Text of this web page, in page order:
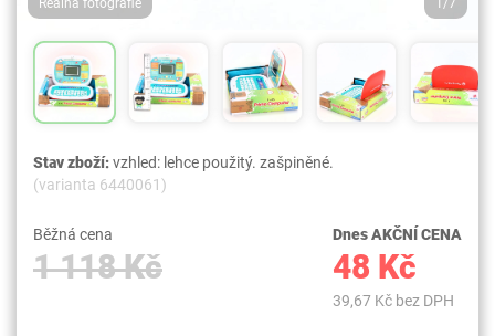
Reálná fotografie 1/7
Stav zboží:vzhled: lehce použitý. zašpiněné.
(varianta 6440061)
Běžná cena
1 118 Kč
Dnes AKČNÍ CENA
48 Kč
39,67 Kč bez DPH